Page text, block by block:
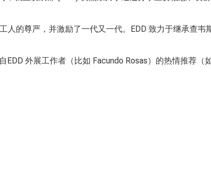
人的尊严，并激励了一代又一代。 EDD 致力于继承查韦
EDD 外展工作者（比如 Facundo Rosas）的热情推荐（